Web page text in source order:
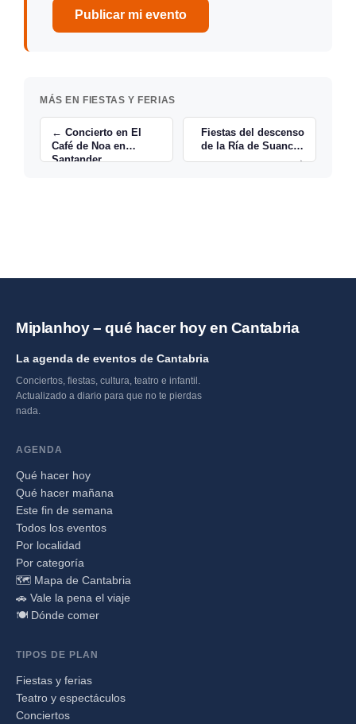
Publicar mi evento
MÁS EN FIESTAS Y FERIAS
← Concierto en El
Café de Noa en
Santander
Fiestas del descenso
de la Ría de Suances
→
Miplanhoy – qué hacer hoy en Cantabria
La agenda de eventos de Cantabria
Conciertos, fiestas, cultura, teatro e infantil.
Actualizado a diario para que no te pierdas
nada.
AGENDA
Qué hacer hoy
Qué hacer mañana
Este fin de semana
Todos los eventos
Por localidad
Por categoría
🗺️ Mapa de Cantabria
🚗 Vale la pena el viaje
🍽️ Dónde comer
TIPOS DE PLAN
Fiestas y ferias
Teatro y espectáculos
Conciertos